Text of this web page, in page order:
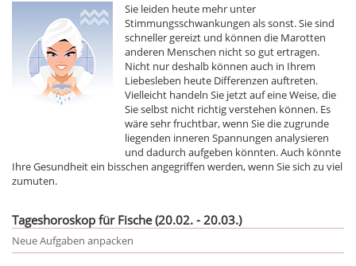
Sie leiden heute mehr unter
Stimmungsschwankungen als sonst. Sie sind
schneller gereizt und können die Marotten
anderen Menschen nicht so gut ertragen.
Nicht nur deshalb können auch in Ihrem
Liebesleben heute Differenzen auftreten.
Vielleicht handeln Sie jetzt auf eine Weise, die
Sie selbst nicht richtig verstehen können. Es
wäre sehr fruchtbar, wenn Sie die zugrunde
liegenden inneren Spannungen analysieren
und dadurch aufgeben könnten. Auch könnte
Ihre Gesundheit ein bisschen angegriffen werden, wenn Sie sich zu viel
zumuten.
Tageshoroskop für Fische (20.02. - 20.03.)
Neue Aufgaben anpacken